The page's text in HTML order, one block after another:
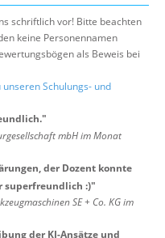
schriftlich vor! Bitte beachten
keine Personennamen
als Beweis bei
Schulungs- und
"
mbH im Monat
der Dozent konnte
superfreundlich :)"
SE + Co. KG im
der KI-Ansätze und